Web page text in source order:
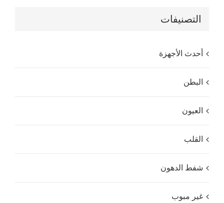
التصنيفات
أحدث الأجهزة
البطن
العيون
القلب
شفط الدهون
غير مبوب